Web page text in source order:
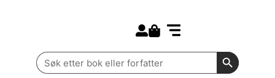
Search
for:
Search